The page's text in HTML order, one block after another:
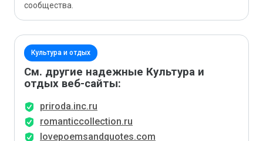
сообщества.
Культура и отдых
См. другие надежные Культура и
отдых веб-сайты:
priroda.inc.ru
romanticcollection.ru
lovepoemsandquotes.com